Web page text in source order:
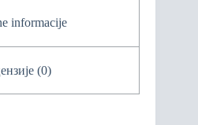
informacije
(0)